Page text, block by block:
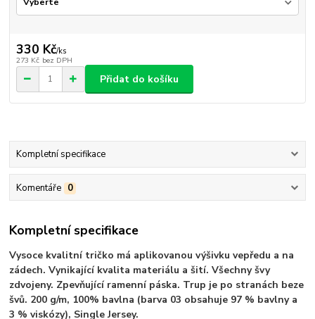
330 Kč/ks
273 Kč bez DPH
Přidat do košíku
Kompletní specifikace
Komentáře 0
Kompletní specifikace
Vysoce kvalitní tričko má aplikovanou výšivku vepředu a na
zádech. Vynikající kvalita materiálu a šití. Všechny švy
zdvojeny. Zpevňující ramenní páska. Trup je po stranách beze
švů. 200 g/m, 100% bavlna (barva 03 obsahuje 97 % bavlny a
3 % viskózy), Single Jersey.